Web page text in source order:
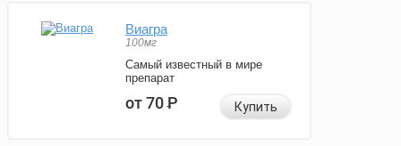
Виагра
100мг
Самый известный в мире
препарат
от 70Р Купить